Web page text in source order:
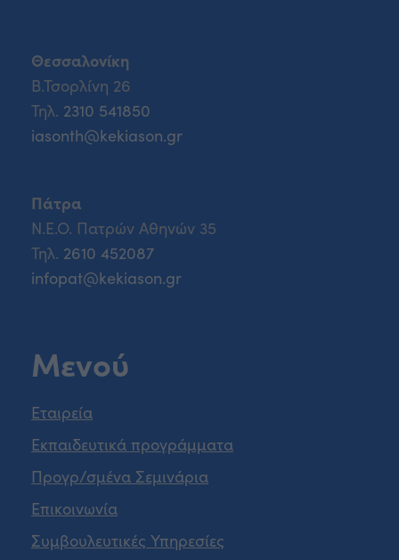
Θεσσαλονίκη
Β.Τσορλίνη 26
Τηλ. 2310 541850
iasonth@kekiason.gr
Πάτρα
Ν.Ε.Ο. Πατρών Αθηνών 35
Τηλ. 2610 452087
infopat@kekiason.gr
Μενού
Εταιρεία
Εκπαιδευτικά προγράμματα
Προγρ/σμένα Σεμινάρια
Επικοινωνία
Συμβουλευτικές Υπηρεσίες